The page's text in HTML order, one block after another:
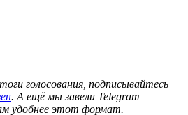
голосования, подписывайтесь
. А ещё мы завели Telegram —
удобнее этот формат.